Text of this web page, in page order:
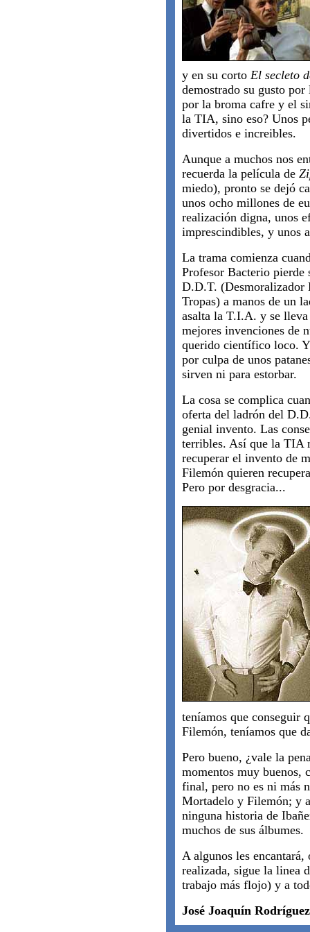
y en su corto El secleto
demostrado su gusto
por la broma cafre y el
la TIA, sino eso? Unos
divertidos e increibles.
Aunque a muchos nos
recuerda la película de
miedo), pronto se dejó
unos ocho millones de
realización digna, unos
imprescindibles, y unos
La trama comienza
Profesor Bacterio pierde
D.D.T. (Desmoralizador
Tropas) a manos de un
asalta la T.I.A. y se lleva
mejores invenciones de
querido científico loco.
por culpa de unos
sirven ni para estorbar.
La cosa se complica
oferta del ladrón del
genial invento. Las
terribles. Así que la TIA
recuperar el invento de
Filemón quieren
Pero por desgracia...
teníamos que conseguir
Filemón, teníamos que
Pero bueno, ¿vale la
momentos muy buenos,
final, pero no es ni más
Mortadelo y Filemón; y
ninguna historia de
muchos de sus álbumes.
A algunos les
realizada, sigue la linea
trabajo más flojo) y a
José Joaquín Rodríguez